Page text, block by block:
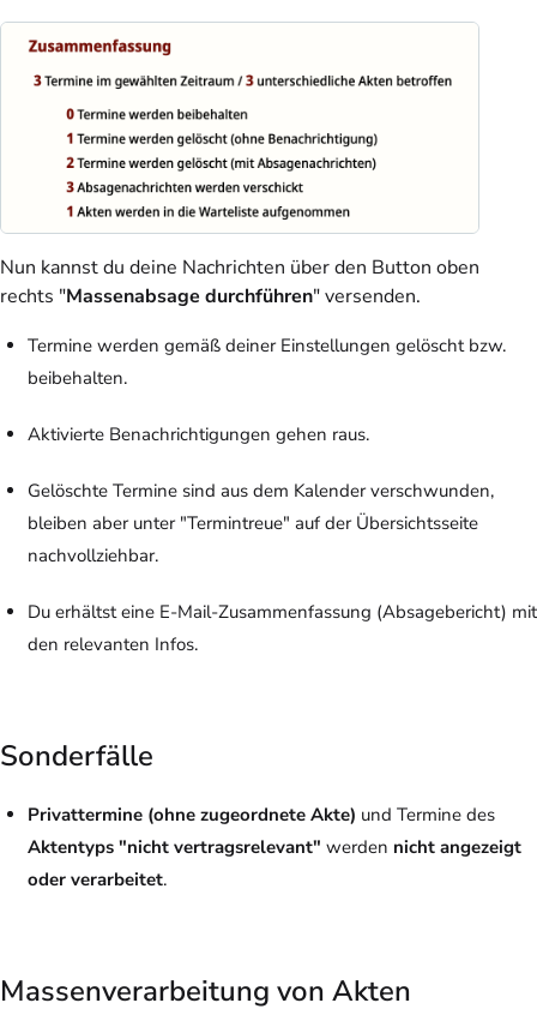
Nun kannst du deine Nachrichten über den Button oben
rechts "Massenabsage durchführen" versenden.
Termine werden gemäß deiner Einstellungen gelöscht bzw.
beibehalten.
Aktivierte Benachrichtigungen gehen raus.
Gelöschte Termine sind aus dem Kalender verschwunden,
bleiben aber unter "Termintreue" auf der Übersichtsseite
nachvollziehbar.
Du erhältst eine E-Mail-Zusammenfassung (Absagebericht) mit
den relevanten Infos.
Sonderfälle
Privattermine (ohne zugeordnete Akte) und Termine des
Aktentyps "nicht vertragsrelevant" werden nicht angezeigt
oder verarbeitet.
Massenverarbeitung von Akten